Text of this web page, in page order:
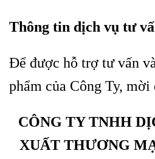
Thông tin dịch vụ tư
Để được hỗ trợ tư vấn
phẩm của Công Ty,
CÔNG TY TNHH
XUẤT THƯƠNG